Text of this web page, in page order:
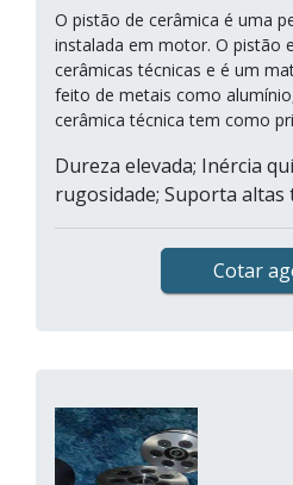
O pistão de cerâmica é uma
instalada em motor. O pistão
cerâmicas técnicas e é um
feito de metais como
cerâmica técnica tem como
Dureza elevada; Inércia
rugosidade; Suporta altas
Cotar